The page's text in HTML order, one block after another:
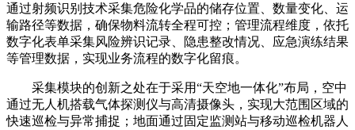
通过射频识别技术采集危险化学品的储存位置、数量变化、运
输路径等数据，确保物料流转全程可控；管理流程维度，依托
数字化表单采集风险辨识记录、隐患整改情况、应急演练结果
等管理数据，实现业务流程的数字化留痕。
采集模块的创新之处在于采用“天空地一体化”布局，空中
通过无人机搭载气体探测仪与高清摄像头，实现大范围区域的
快速巡检与异常捕捉；地面通过固定监测站与移动巡检机器人